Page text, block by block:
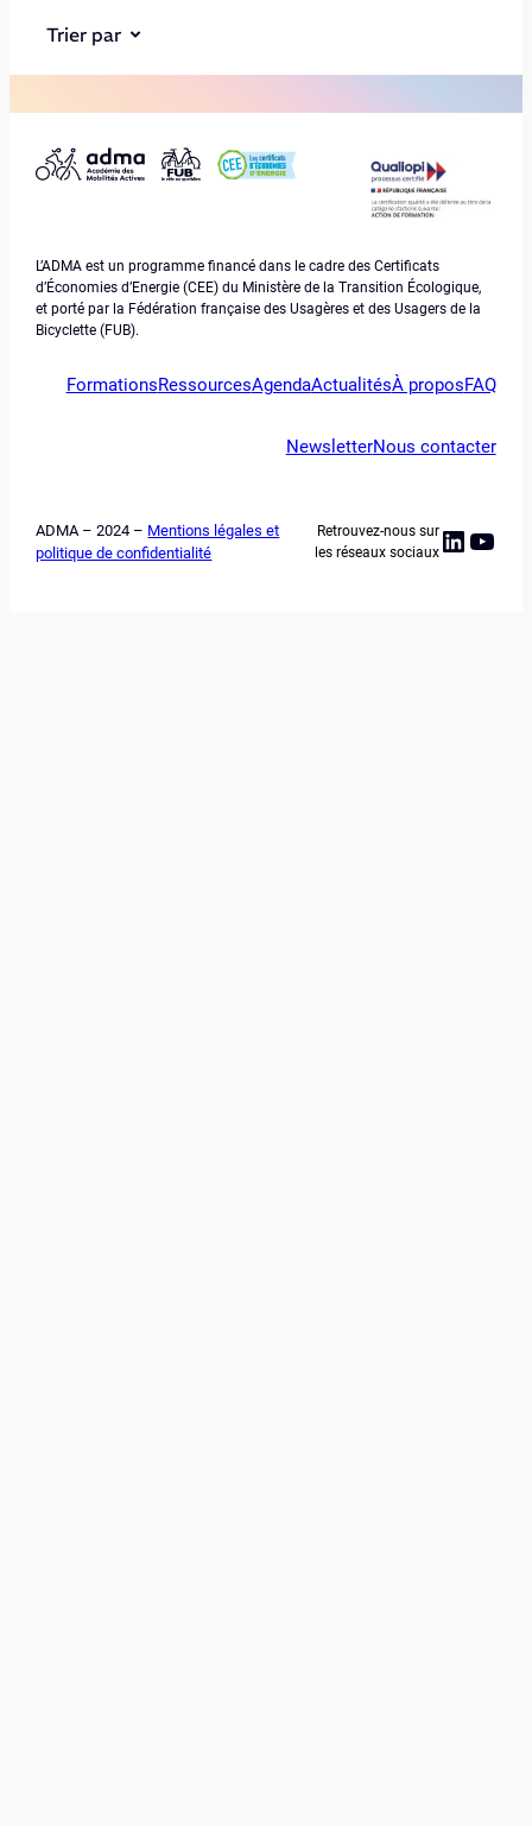
Trier par
L’ADMA est un programme financé dans le cadre des Certificats
d’Économies d’Energie (CEE) du Ministère de la Transition Écologique,
et porté par la Fédération française des Usagères et des Usagers de la
Bicyclette (FUB).
FormationsRessourcesAgendaActualitésÀ proposFAQ
NewsletterNous contacter
ADMA – 2024 – Mentions légales et
politique de confidentialité
Retrouvez-nous sur
les réseaux sociaux